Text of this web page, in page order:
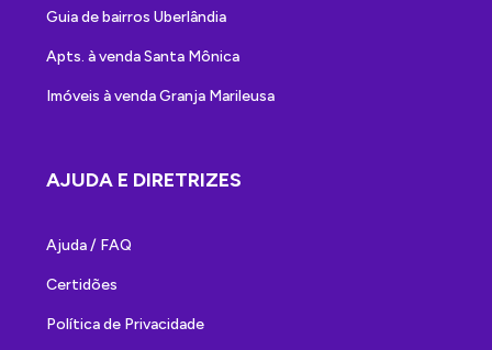
Guia de bairros Uberlândia
Apts. à venda Santa Mônica
Imóveis à venda Granja Marileusa
AJUDA E DIRETRIZES
Ajuda / FAQ
Certidões
Política de Privacidade